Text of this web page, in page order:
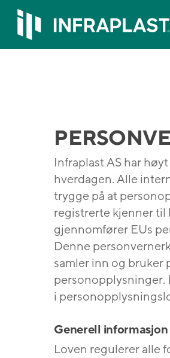
main
Infraplast AS har
hverdagen. Alle
trygge på at
registrerte kjenner
gjennomfører EUs
Denne
samler inn og
personopplysninger.
i
Generell
Loven regulerer alle